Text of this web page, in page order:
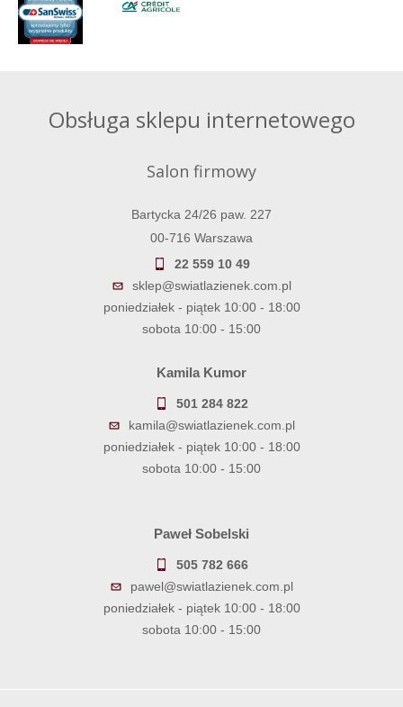
Obsługa sklepu internetowego
Salon firmowy
Bartycka 24/26 paw. 227
00-716 Warszawa
22 559 10 49
sklep@swiatlazienek.com.pl
poniedziałek - piątek 10:00 - 18:00
sobota 10:00 - 15:00
Kamila Kumor
501 284 822
kamila@swiatlazienek.com.pl
poniedziałek - piątek 10:00 - 18:00
sobota 10:00 - 15:00
Paweł Sobelski
505 782 666
pawel@swiatlazienek.com.pl
poniedziałek - piątek 10:00 - 18:00
sobota 10:00 - 15:00